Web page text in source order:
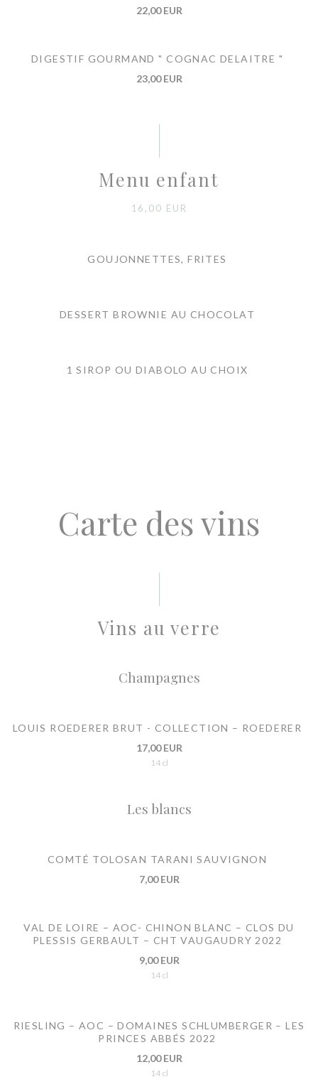
22,00 EUR
DIGESTIF GOURMAND " COGNAC DELAITRE "
23,00 EUR
Menu enfant
16,00 EUR
GOUJONNETTES, FRITES
DESSERT BROWNIE AU CHOCOLAT
1 SIROP OU DIABOLO AU CHOIX
Carte des vins
Vins au verre
Champagnes
LOUIS ROEDERER BRUT - COLLECTION – ROEDERER
17,00 EUR
14 cl
Les blancs
COMTÉ TOLOSAN TARANI SAUVIGNON
7,00 EUR
VAL DE LOIRE – AOC- CHINON BLANC – CLOS DU
PLESSIS GERBAULT – CHT VAUGAUDRY 2022
9,00 EUR
14 cl
RIESLING – AOC – DOMAINES SCHLUMBERGER – LES
PRINCES ABBÉS 2022
12,00 EUR
14 cl